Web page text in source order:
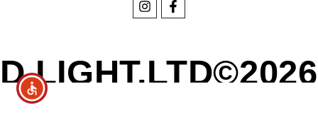
D.LIGHT.LTD©2026